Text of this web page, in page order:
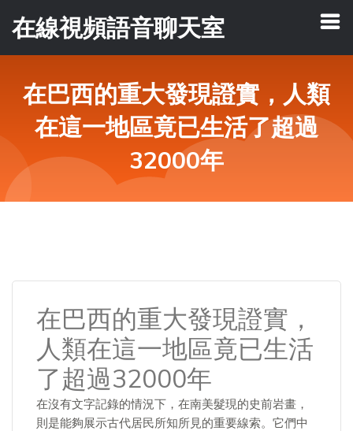
在線視頻語音聊天室
在巴西的重大發現證實，人類
在這一地區竟已生活了超過
32000年
在巴西的重大發現證實，
人類在這一地區竟已生活
了超過32000年
在沒有文字記錄的情況下，在南美髮現的史前岩畫，
則是能夠展示古代居民所知所見的重要線索。它們中